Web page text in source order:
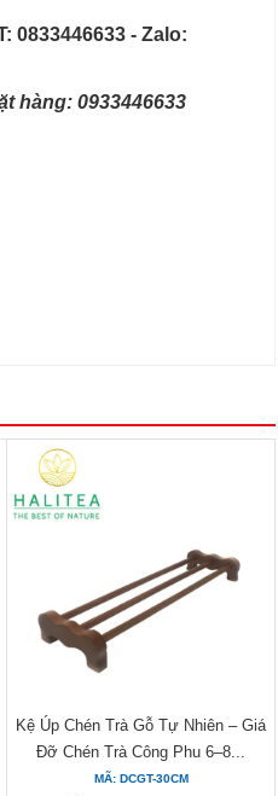
0833446633 - Zalo:
hàng: 0933446633
Kệ Úp Chén Trà Gỗ Tự Nhiên – Giá
Đỡ Chén Trà Công Phu 6–8...
MÃ: DCGT-30CM